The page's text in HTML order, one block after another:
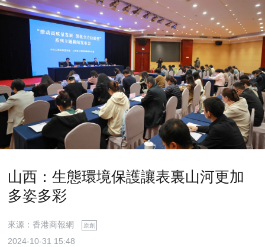
山西：生態環境保護讓表裏山河更加
多姿多彩
來源：香港商報網 原創
2024-10-31 15:48